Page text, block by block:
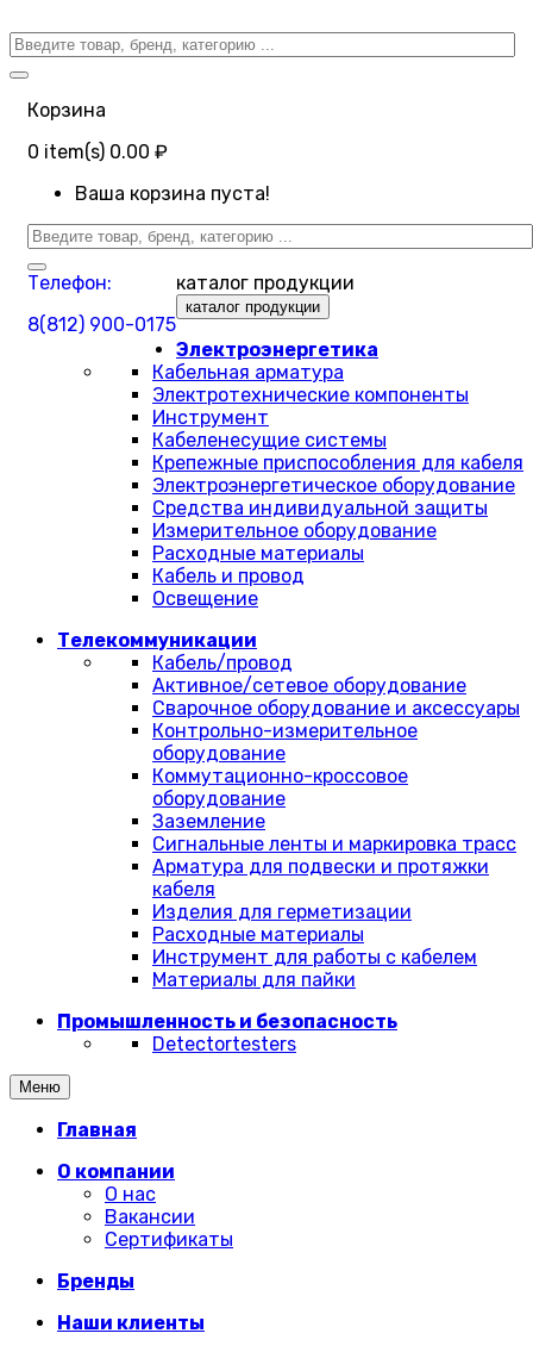
Корзина
0 item(s) 0.00 ₽
Ваша корзина пуста!
Телефон:
8(812) 900-0175
каталог продукции
каталог продукции
Электроэнергетика
Кабельная арматура
Электротехнические компоненты
Инструмент
Кабеленесущие системы
Крепежные приспособления для кабеля
Электроэнергетическое оборудование
Средства индивидуальной защиты
Измерительное оборудование
Расходные материалы
Кабель и провод
Освещение
Телекоммуникации
Кабель/провод
Активное/сетевое оборудование
Сварочное оборудование и аксессуары
Контрольно-измерительное
оборудование
Коммутационно-кроссовое
оборудование
Заземление
Сигнальные ленты и маркировка трасс
Арматура для подвески и протяжки
кабеля
Изделия для герметизации
Расходные материалы
Инструмент для работы с кабелем
Материалы для пайки
Промышленность и безопасность
Detectortesters
Меню
Главная
О компании
О нас
Вакансии
Сертификаты
Бренды
Наши клиенты